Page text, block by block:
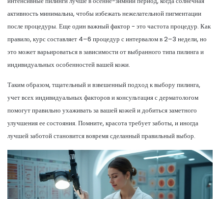
активность минимальна, чтобы избежать нежелательной пигментации
после процедуры. Еще один важный фактор - это частота процедур. Как
правило, курс составляет 4–6 процедур с интервалом в 2–3 недели, но
это может варьироваться в зависимости от выбранного типа пилинга и
индивидуальных особенностей вашей кожи.
Таким образом, тщательный и взвешенный подход к выбору пилинга,
учет всех индивидуальных факторов и консультация с дерматологом
помогут правильно ухаживать за вашей кожей и добиться заметного
улучшения ее состояния. Помните, красота требует заботы, и иногда
лучшей заботой становится вовремя сделанный правильный выбор.